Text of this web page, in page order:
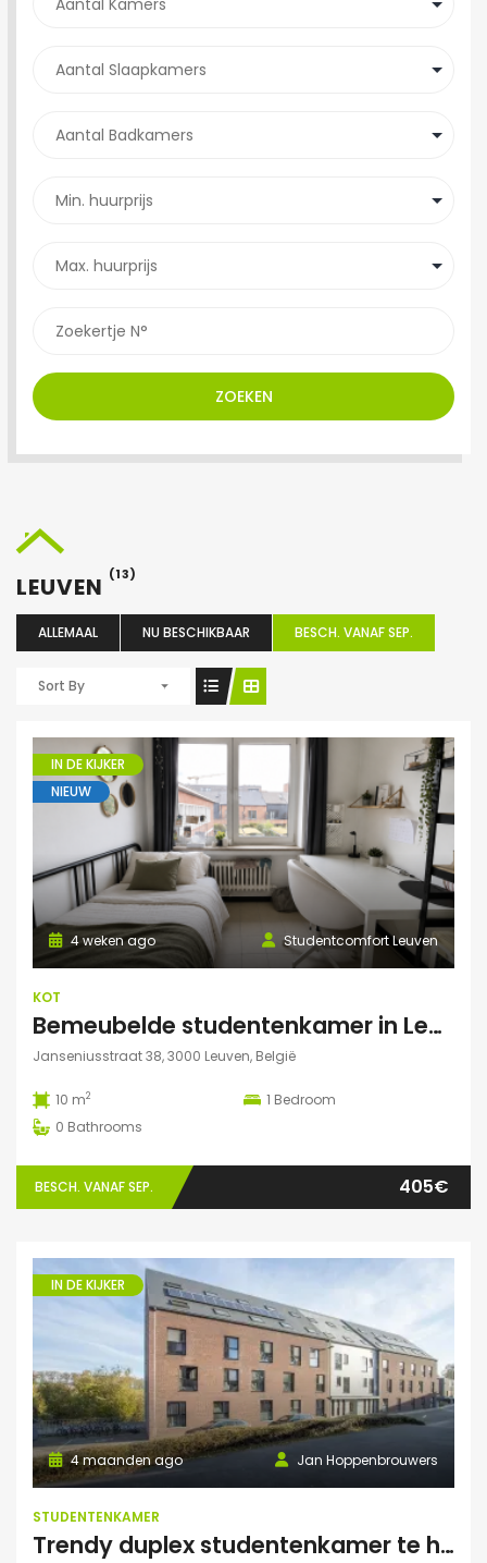
ZOEKEN
LEUVEN (13)
ALLEMAAL NU BESCHIKBAAR BESCH. VANAF SEP.
Sort By
IN DE KIJKER
NIEUW
Studentcomfort Leuven
4 weken ago
KOT
Bemeubelde studentenkamer in Leuven – Regina Mundi
Janseniusstraat 38, 3000 Leuven, België
10 m2 1 Bedroom
0 Bathrooms
BESCH. VANAF SEP. 405€
IN DE KIJKER
Jan Hoppenbrouwers
4 maanden ago
STUDENTENKAMER
Trendy duplex studentenkamer te huur met grote zonnige tuin, grote polyvalente ruimte (chillen, spelletjes…) en fietsenberging